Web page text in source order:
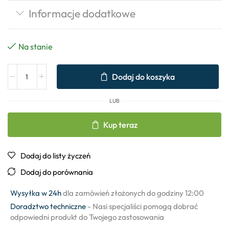
Informacje dodatkowe
Na stanie
Dodaj do koszyka
LUB
Kup teraz
Dodaj do listy życzeń
Dodaj do porównania
Wysyłka w 24hdla zamówień złożonych do godziny 12:00
Doradztwo techniczne - Nasi specjaliści pomogą dobrać
odpowiedni produkt do Twojego zastosowania